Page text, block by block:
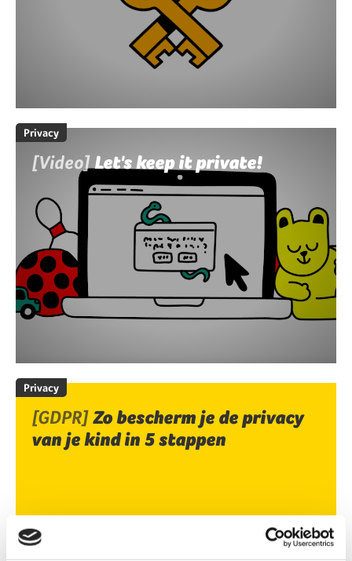
Privacy
[Video]Let's keep it private!
Privacy
[GDPR]Zo bescherm je de privacy
van je kind in 5 stappen